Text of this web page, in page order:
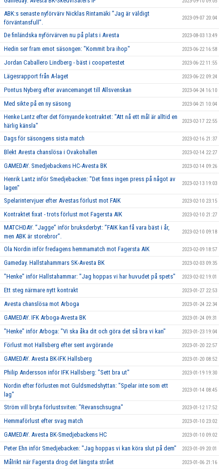
ABK:s senaste nyförvärv Nicklas Rintamäki ”Jag är väldigt
förväntansfull”.
2023-09-07 20:04
De finländska nyförvärven nu på plats i Avesta 2023-08-03 13:49
Hedin ser fram emot säsongen: "Kommit bra ihop" 2023-06-22 16:58
Jordan Caballero Lindberg - bäst i coopertestet 2023-06-22 11:55
Lägesrapport från A-laget 2023-06-22 09:24
Pontus Nyberg efter avancemanget till Allsvenskan 2023-04-24 16:10
Med sikte på en ny säsong 2023-04-21 10:04
Henke Lantz efter det förnyande kontraktet: "Att nå ett mål är alltid en
härlig känsla"
2023-02-17 22:55
Dags för säsongens sista match 2023-02-16 21:37
Blekt Avesta chanslösa i Ovakohallen 2023-02-14 22:27
GAMEDAY. Smedjebackens HC-Avesta BK 2023-02-14 09:26
Henrik Lantz inför Smedjebacken: "Det finns ingen press på något av
lagen"
2023-02-13 19:03
Spelarintervjuer efter Avestas förlust mot FAIK 2023-02-10 23:15
Kontraktet fixat - trots förlust mot Fagersta AIK 2023-02-10 21:27
MATCHDAY. ”Jagge” inför bruksderbyt: ”FAIK kan få vara bäst i år,
men ABK är storebror”.
2023-02-10 09:18
Ola Nordin inför fredagens hemmamatch mot Fagersta AIK 2023-02-09 18:57
Gameday. Hallstahammars SK-Avesta BK 2023-02-03 09:35
"Henke" inför Hallstahammar: "Jag hoppas vi har huvudet på spets" 2023-02-02 19:01
Ett steg närmare nytt kontrakt 2023-01-27 22:53
Avesta chanslösa mot Arboga 2023-01-24 22:34
GAMEDAY. IFK Arboga-Avesta BK 2023-01-24 09:31
"Henke" inför Arboga: "Vi ska åka dit och göra det så bra vi kan" 2023-01-23 19:04
Förlust mot Hallsberg efter sent avgörande 2023-01-20 22:57
GAMEDAY. Avesta BK-IFK Hallsberg 2023-01-20 08:52
Philip Andersson inför IFK Hallsberg: "Sett bra ut" 2023-01-19 19:30
Nordin efter förlusten mot Guldsmedshyttan: "Spelar inte som ett
lag"
2023-01-14 08:45
Ström vill bryta förlustsviten: "Revanschsugna" 2023-01-12 17:52
Hemmaförlust efter svag match 2023-01-10 23:02
GAMEDAY. Avesta BK-Smedjebackens HC 2023-01-10 09:02
Peter Ehn inför Smedjebacken: "Jag hoppas vi kan köra slut på dem" 2023-01-09 20:01
Målrikt när Fagersta drog det längsta strået 2023-01-06 21:16